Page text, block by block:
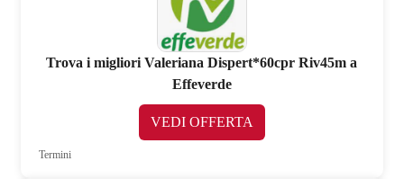
Trova i migliori Valeriana Dispert*60cpr Riv45m a
Effeverde
VEDI OFFERTA
Termini